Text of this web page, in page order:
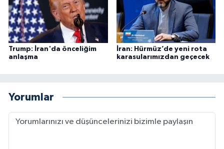
Trump: İran'da önceliğim
anlaşma
İran: Hürmüz’de yeni rota
karasularımızdan geçecek
Yorumlar